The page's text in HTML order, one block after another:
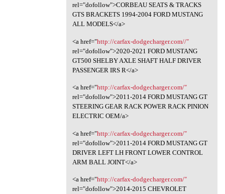
rel="dofollow">CORBEAU SEATS & TRACKS
GTS BRACKETS 1994-2004 FORD MUSTANG
ALL MODELS</a>
<a href="http://carfax-dodgecharger.com//"
rel="dofollow">2020-2021 FORD MUSTANG
GT500 SHELBY AXLE SHAFT HALF DRIVER
PASSENGER IRS R</a>
<a href="http://carfax-dodgecharger.com/"
rel="dofollow">2011-2014 FORD MUSTANG GT
STEERING GEAR RACK POWER RACK PINION
ELECTRIC OEM/a>
<a href="http://carfax-dodgecharger.com/"
rel="dofollow">2011-2014 FORD MUSTANG GT
DRIVER LEFT LH FRONT LOWER CONTROL
ARM BALL JOINT</a>
<a href="http://carfax-dodgecharger.com/"
rel="dofollow">2014-2015 CHEVROLET